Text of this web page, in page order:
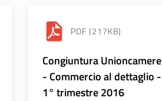
PDF (217KB)
Congiuntura Unioncamere
- Commercio al dettaglio -
1° trimestre 2016